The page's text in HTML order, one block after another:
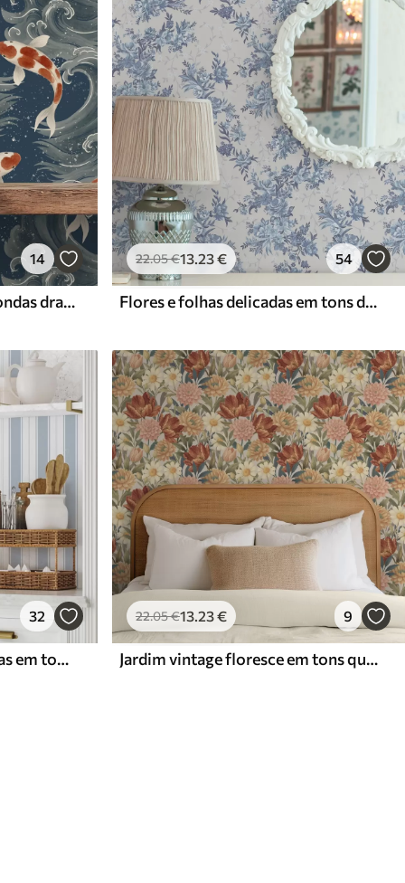
14
Peixes koi nadando entre ondas dramáticas do oceano
22.05€13.23€ 54
Flores e folhas delicadas em tons de azul e azul sobre um fundo claro
32
Versão com riscas repetidas em tons de cinzento-azul
22.05€13.23€ 9
Jardim vintage floresce em tons quentes de terracota e pêssego